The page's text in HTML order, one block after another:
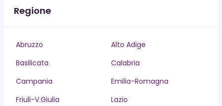
Regione
Abruzzo
Alto Adige
Basilicata
Calabria
Campania
Emilia-Romagna
Friuli-V.Giulia
Lazio